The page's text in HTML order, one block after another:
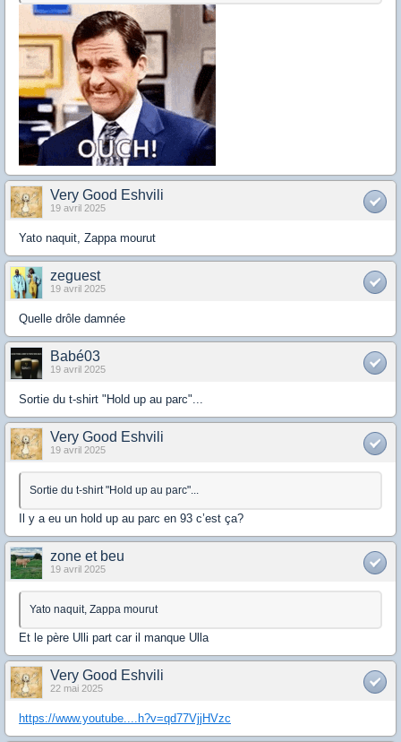
Very Good Eshvili
19 avril 2025
Yato naquit, Zappa mourut
zeguest
19 avril 2025
Quelle drôle damnée
Babé03
19 avril 2025
Sortie du t-shirt "Hold up au parc"...
Very Good Eshvili
19 avril 2025
Sortie du t-shirt "Hold up au parc"...
Il y a eu un hold up au parc en 93 c’est ça?
zone et beu
19 avril 2025
Yato naquit, Zappa mourut
Et le père Ulli part car il manque Ulla
Very Good Eshvili
22 mai 2025
https://www.youtube....h?v=qd77VjjHVzc